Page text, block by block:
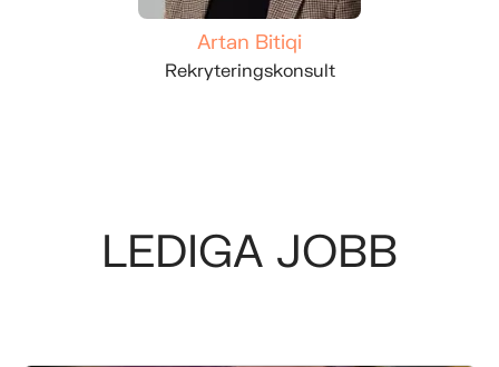
Artan Bitiqi
Rekryteringskonsult
LEDIGA JOBB